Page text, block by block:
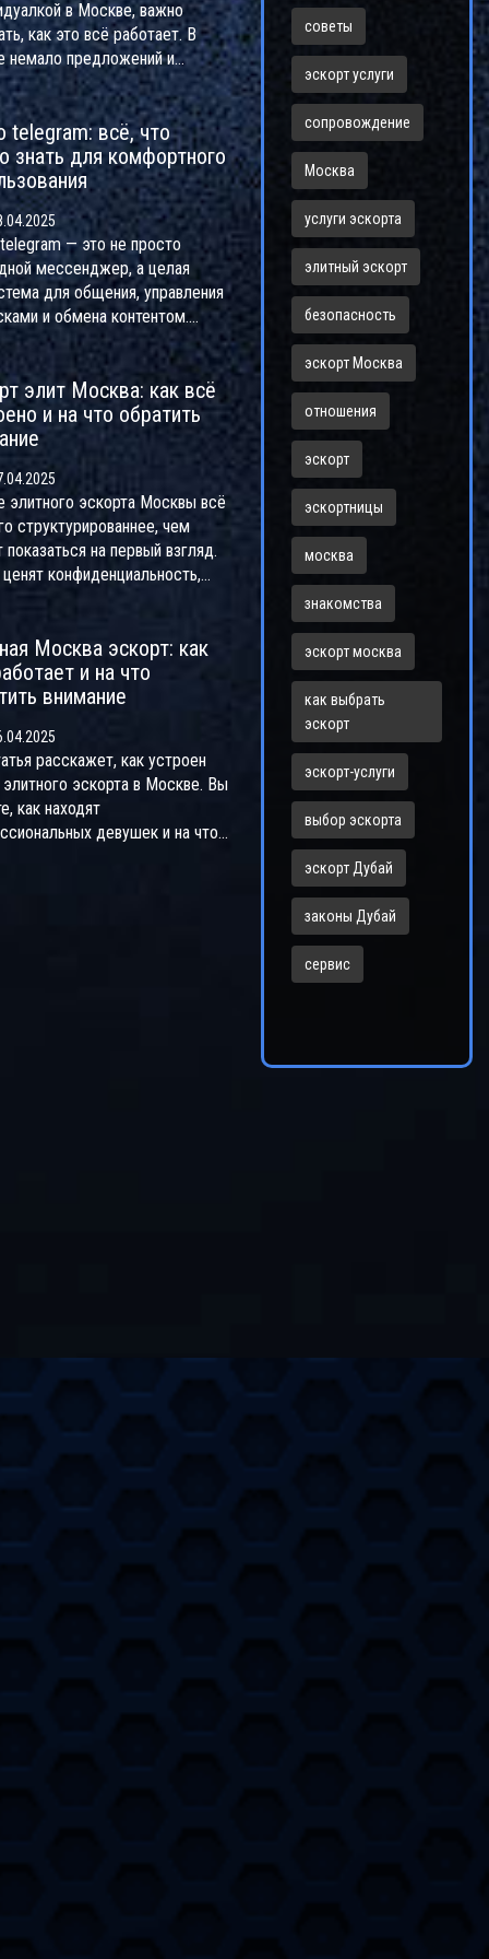
в Москве, важно
как это всё работает. В
немало предложений и
камней, которые могут
впечатление. В статье
как не попасться на
мошенников и выбрать
безопасно. Расскажем, на
внимание, как не
с выбором и какие детали
на цену. Приведём простые
чтобы твой опыт оказался
и без неприятных
telegram: всё, что
знать для комфортного
— это не просто
мессенджер, а целая
для общения, управления
и обмена контентом.
как быстро
в ashoo, какие полезные
скрываются под капотом и
безопасность личных
Дам несколько лайфхаков
пользователей и
о свежих фишках
Статья поможет, если
больше, чем стандартный
элит Москва: как всё
и на что обратить
элитного эскорта Москвы всё
структурированнее, чем
на первый взгляд.
конфиденциальность,
девушек, но и об их
поддерживать беседу в
ресторанах и сопровождать
основные правила
как выбрать агентство и
цена качественного сервиса.
советы помогут избежать
ситуаций и сделать
Москва эскорт: как
и на что
внимание
расскажет, как устроен
эскорта в Москве. Вы
как находят
девушек и на что
советы
эскорт услуги
сопровождение
Москва
услуги эскорта
элитный эскорт
безопасность
эскорт Москва
отношения
эскорт
эскортницы
москва
знакомства
эскорт москва
как выбрать
эскорт
эскорт-услуги
выбор эскорта
эскорт Дубай
законы Дубай
сервис